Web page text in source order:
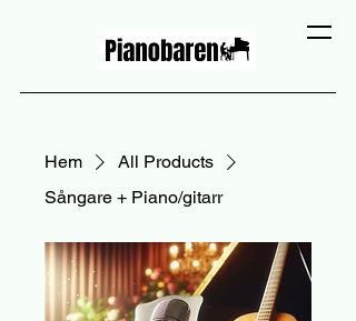
Hem
All Products
Sångare + Piano/gitarr